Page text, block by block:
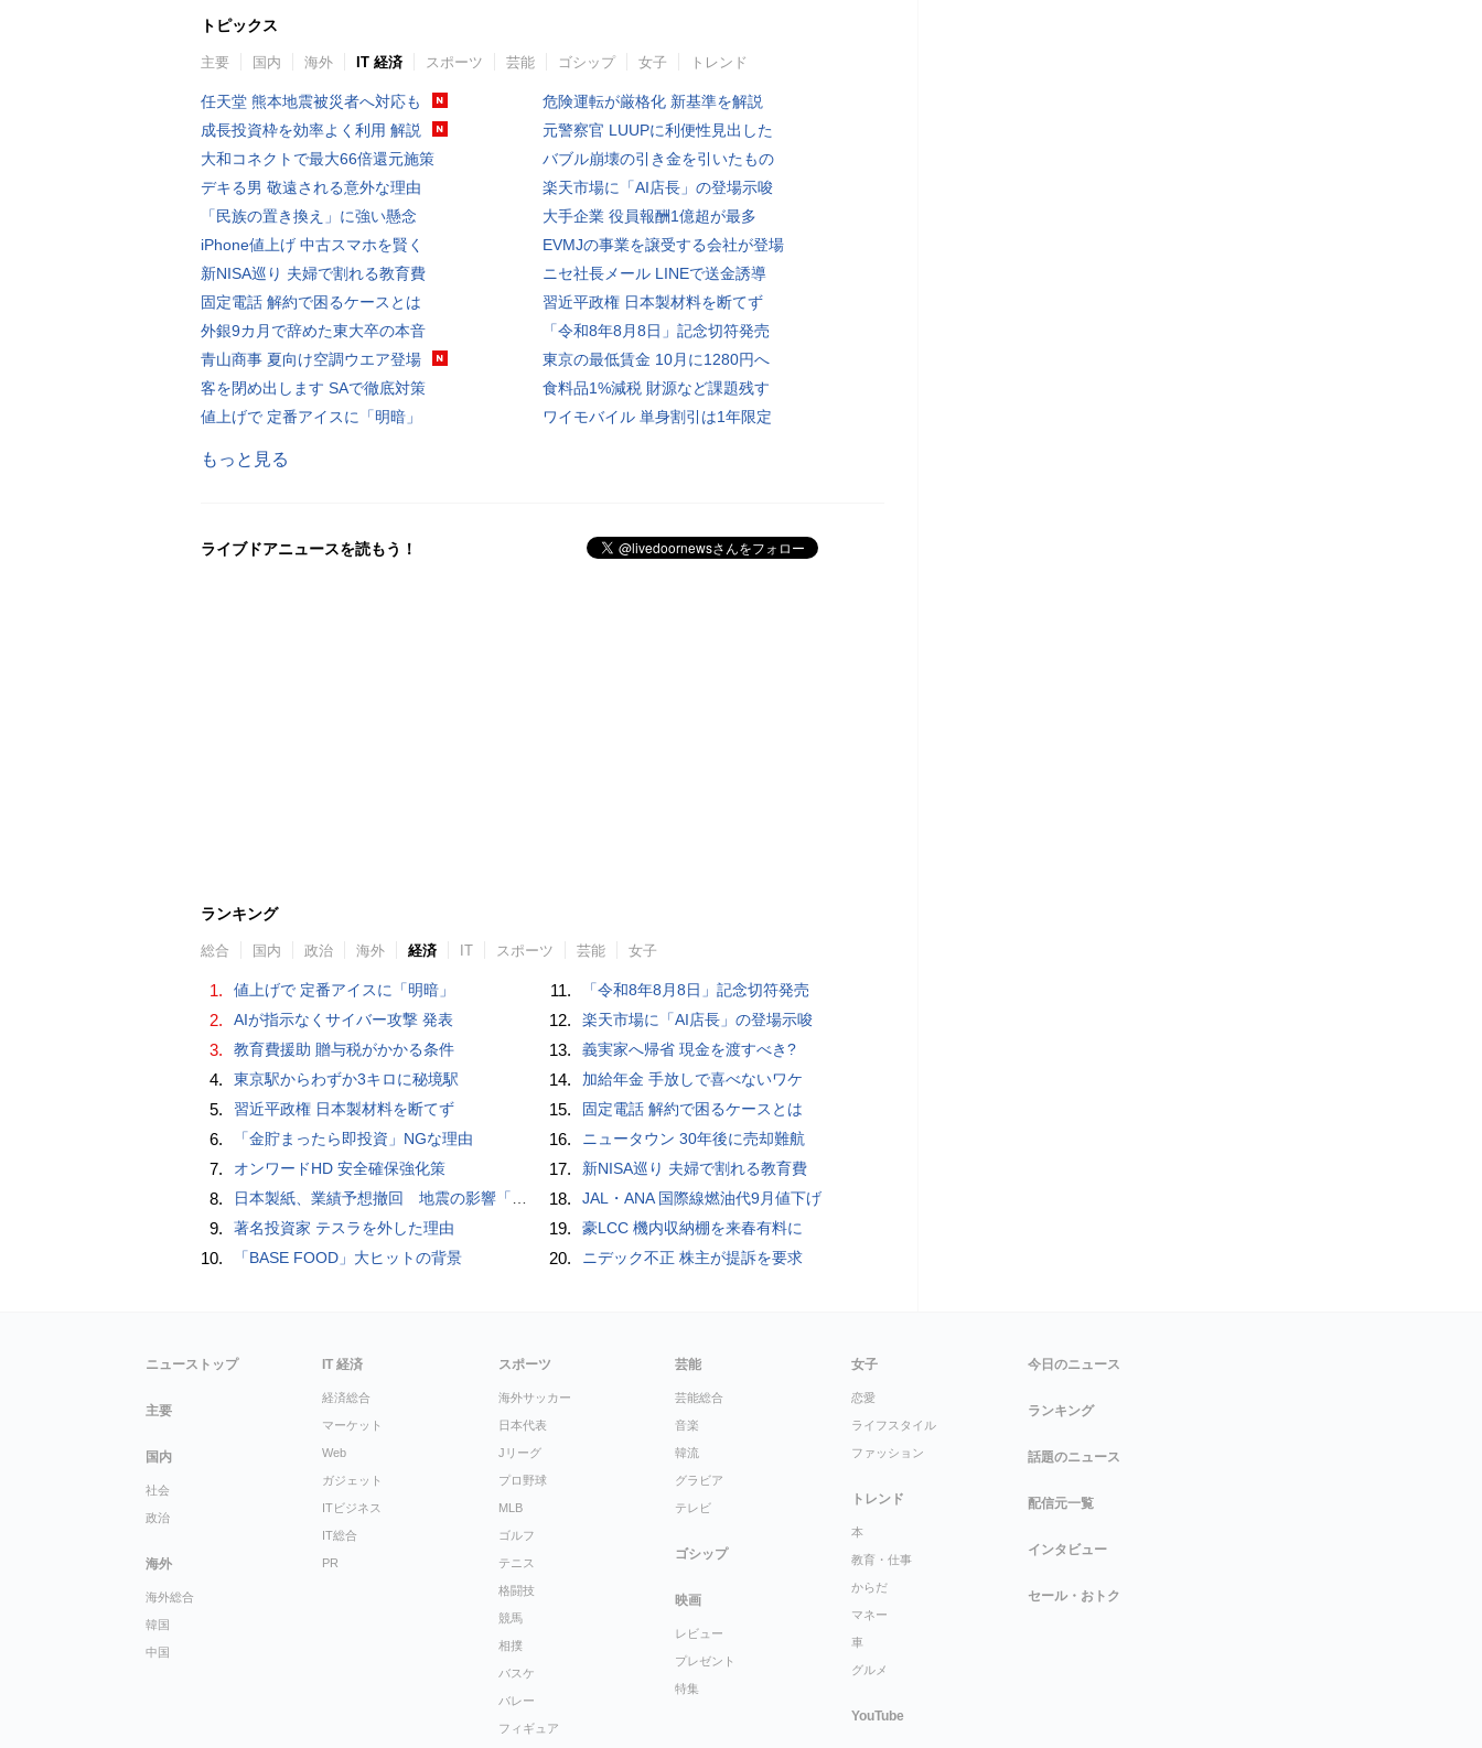
トピックス
主要 国内 海外 IT 経済 スポーツ 芸能 ゴシップ 女子 トレンド
任天堂 熊本地震被災者へ対応も
成長投資枠を効率よく利用 解説
大和コネクトで最大66倍還元施策
デキる男 敬遠される意外な理由
「民族の置き換え」に強い懸念
iPhone値上げ 中古スマホを賢く
新NISA巡り 夫婦で割れる教育費
固定電話 解約で困るケースとは
外銀9カ月で辞めた東大卒の本音
青山商事 夏向け空調ウエア登場
客を閉め出します SAで徹底対策
値上げで 定番アイスに「明暗」
危険運転が厳格化 新基準を解説
元警察官 LUUPに利便性見出した
バブル崩壊の引き金を引いたもの
楽天市場に「AI店長」の登場示唆
大手企業 役員報酬1億超が最多
EVMJの事業を譲受する会社が登場
ニセ社長メール LINEで送金誘導
習近平政権 日本製材料を断てず
「令和8年8月8日」記念切符発売
東京の最低賃金 10月に1280円へ
食料品1%減税 財源など課題残す
ワイモバイル 単身割引は1年限定
もっと見る
ライブドアニュースを読もう！
ランキング
総合 国内 政治 海外 経済 IT スポーツ 芸能 女子
1. 値上げで 定番アイスに「明暗」
2. AIが指示なくサイバー攻撃 発表
3. 教育費援助 贈与税がかかる条件
4. 東京駅からわずか3キロに秘境駅
5. 習近平政権 日本製材料を断てず
6. 「金貯まったら即投資」NGな理由
7. オンワードHD 安全確保強化策
8. 日本製紙、業績予想撤回 地震の影響「算定困難」
9. 著名投資家 テスラを外した理由
10. 「BASE FOOD」大ヒットの背景
11. 「令和8年8月8日」記念切符発売
12. 楽天市場に「AI店長」の登場示唆
13. 義実家へ帰省 現金を渡すべき?
14. 加給年金 手放しで喜べないワケ
15. 固定電話 解約で困るケースとは
16. ニュータウン 30年後に売却難航
17. 新NISA巡り 夫婦で割れる教育費
18. JAL・ANA 国際線燃油代9月値下げ
19. 豪LCC 機内収納棚を来春有料に
20. ニデック不正 株主が提訴を要求
ニューストップ
主要
国内
社会
政治
海外
海外総合
韓国
中国
IT 経済
経済総合
マーケット
Web
ガジェット
ITビジネス
IT総合
PR
スポーツ
海外サッカー
日本代表
Jリーグ
プロ野球
MLB
ゴルフ
テニス
格闘技
競馬
相撲
バスケ
バレー
フィギュア
芸能
芸能総合
音楽
韓流
グラビア
テレビ
ゴシップ
映画
レビュー
プレゼント
特集
女子
恋愛
ライフスタイル
ファッション
トレンド
本
教育・仕事
からだ
マネー
車
グルメ
YouTube
今日のニュース
ランキング
話題のニュース
配信元一覧
インタビュー
セール・おトク